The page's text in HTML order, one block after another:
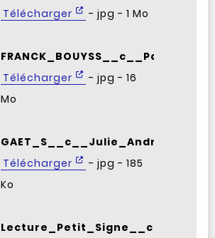
Télécharger
- jpg - 1 Mo
Télécharger
- jpg - 16
Mo
GAET_S__c__Julie_Andrieu.jpg
Télécharger
- jpg - 185
Ko
Lecture_Petit_Signe__c__DR.jpg